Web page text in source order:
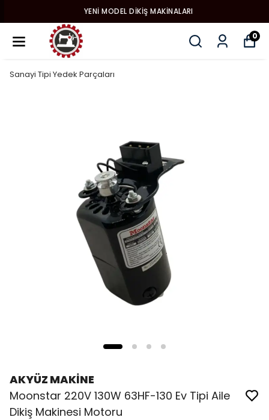
YENI MODEL DIKIŞ MAKINALARI
0
Sanayi Tipi Yedek Parçaları
AKYÜZ MAKİNE
Moonstar 220V 130W 63HF-130 Ev Tipi Aile
Dikiş Makinesi Motoru